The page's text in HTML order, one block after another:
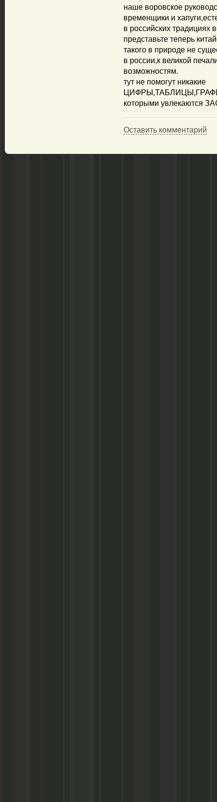
наше воровское
временщики и
в российских традициях
представьте теперь
такого в природе не
в россии,к великой
возможностям.
тут не помогут никакие
которыми увлекаются
Оставить комментарий